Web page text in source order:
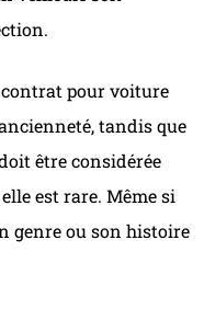
pour voiture
tandis que
être considérée
est rare. Même si
genre ou son histoire